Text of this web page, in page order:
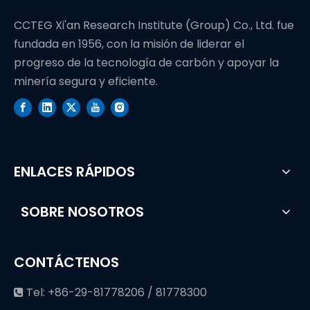
CCTEG Xi'an Research Institute (Group) Co., Ltd. fue
fundada en 1956, con la misión de liderar el
progreso de la tecnología de carbón y apoyar la
minería segura y eficiente.
ENLACES RÁPIDOS
SOBRE NOSOTROS
CONTÁCTENOS
 Tel: +86-29-81778206 / 81778300